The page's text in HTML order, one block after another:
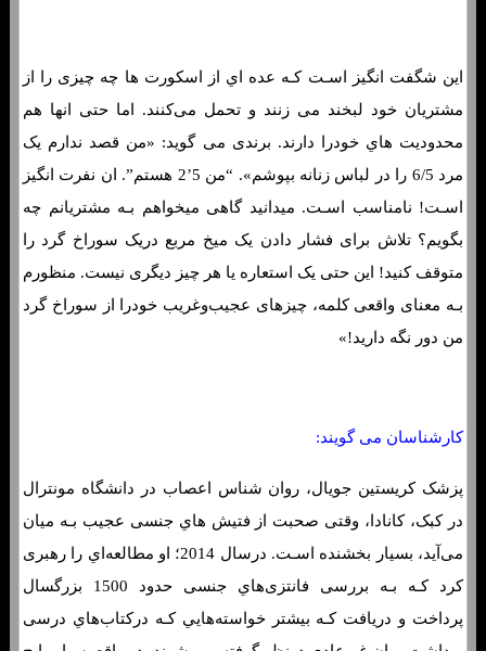
این شگفت انگیز اسـت کـه عده اي از اسکورت ها چه چیزی را از
مشتریان خود لبخند می زنند و تحمل می‌کنند. اما حتی انها هم
محدودیت هاي‌ خودرا دارند. برندی می گوید: «من قصد ندارم یک
مرد 6/5 را در لباس زنانه بپوشم». “من 5’2 هستم”. ان نفرت انگیز
اسـت! نامناسب اسـت. میدانید گاهی میخواهم بـه مشتریانم چه
بگویم؟ تلاش برای فشار دادن یک میخ مربع دریک سوراخ گرد را
متوقف کنید! این حتی یک استعاره یا هر چیز دیگری نیست. منظورم
بـه معنای واقعی کلمه، چیزهای عجیب‌وغریب خودرا از سوراخ گرد
من دور نگه دارید!»
کارشناسان می گویند:
پزشک کریستین جویال، روان شناس اعصاب در دانشگاه مونترال
در کبک، کانادا، وقتی صحبت از فتیش هاي‌ جنسی عجیب بـه میان
می‌آید، بسیار بخشنده اسـت. درسال 2014؛ او مطالعه‌اي را رهبری
کرد کـه بـه بررسی فانتزی‌هاي‌ جنسی حدود 1500 بزرگسال
پرداخت و دریافت کـه بیشتر خواسته‌هایي کـه درکتاب‌هاي‌ درسی